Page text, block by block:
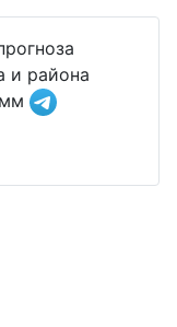
и района